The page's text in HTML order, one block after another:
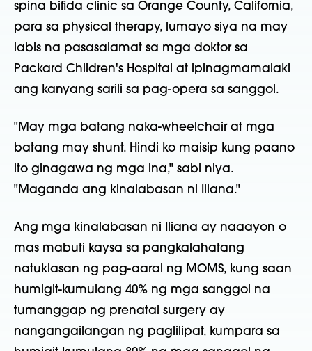
spina bifida clinic sa Orange County, California,
para sa physical therapy, lumayo siya na may
labis na pasasalamat sa mga doktor sa
Packard Children's Hospital at ipinagmamalaki
ang kanyang sarili sa pag-opera sa sanggol.
"May mga batang naka-wheelchair at mga
batang may shunt. Hindi ko maisip kung paano
ito ginagawa ng mga ina," sabi niya.
"Maganda ang kinalabasan ni Iliana."
Ang mga kinalabasan ni Iliana ay naaayon o
mas mabuti kaysa sa pangkalahatang
natuklasan ng pag-aaral ng MOMS, kung saan
humigit-kumulang 40% ng mga sanggol na
tumanggap ng prenatal surgery ay
nangangailangan ng paglilipat, kumpara sa